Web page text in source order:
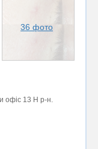
36 фото
офіс 13 Н р-н.